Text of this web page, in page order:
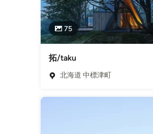
業種
建築家 ,注文住宅 リノベーション
75
拓/taku
北海道 中標津町